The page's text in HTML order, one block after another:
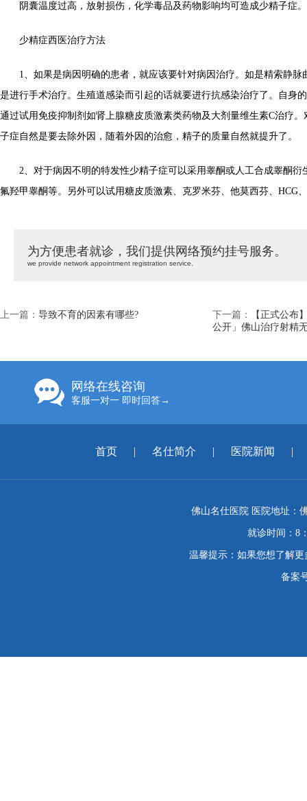
阴囊温度过高，放射损伤，化学毒品及药物影响均可造成少精子症。
少精症西医治疗方法
1、如果是病因明确的患者，就应该要针对病因治疗。如是精索静脉
是进行手术治疗。生殖道感染而引起的话就要进行抗感染治疗了。自身
通过试用免疫抑制剂如肾上腺糖皮质激素类药物及大剂量维生素C治疗
子症自然是要去除外因，随着外因的治愈，精子的质量自然就提升了。
2、对于病因不明的特发性少精子症可以采用睾酮或人工合成睾酮衍
氟羟甲睾酮等。另外可以试用糖皮质激素、克罗米芬、他莫西芬、HCG
为方便患者就诊，我们提供网络预约挂号服务。
we provide network appointment registration service.
上一篇： 导致不育的因素有哪些? 下一篇：
【正式公布
公开」佛山治疗射精
网络在线咨询
客服一对一 即时回答→
首页 | 名仕简介 | 医院新闻 |
佛山名仕医院 医院地址：
就诊时间：8
温馨提示：如果您想了解
备案